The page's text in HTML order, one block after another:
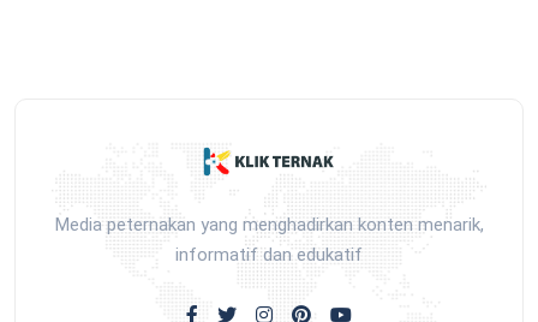
Media peternakan yang menghadirkan konten menarik,
informatif dan edukatif